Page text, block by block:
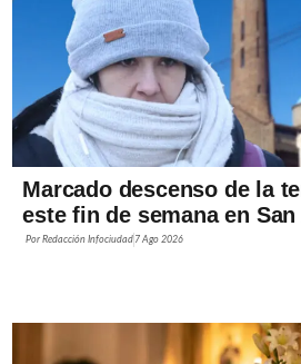
Marcado descenso de la
este fin de semana en
PorRedacción Infociudad 7 Ago 2026